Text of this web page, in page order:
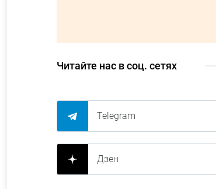
Читайте нас в соц. сетях
Telegram
Дзен